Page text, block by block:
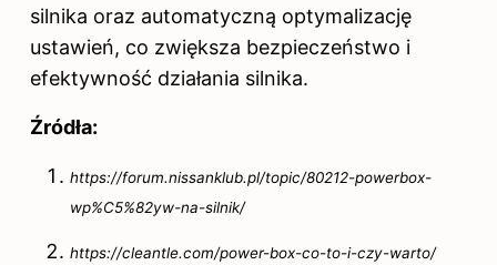
silnika oraz automatyczną optymalizację
ustawień, co zwiększa bezpieczeństwo i
efektywność działania silnika.
Źródła:
https://forum.nissanklub.pl/topic/80212-powerbox-
wp%C5%82yw-na-silnik/
https://cleantle.com/power-box-co-to-i-czy-warto/